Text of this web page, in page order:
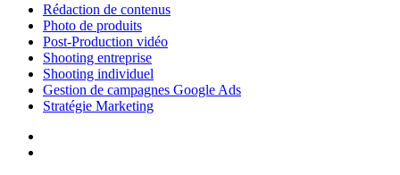
Rédaction de contenus
Photo de produits
Post-Production vidéo
Shooting entreprise
Shooting individuel
Gestion de campagnes Google Ads
Stratégie Marketing